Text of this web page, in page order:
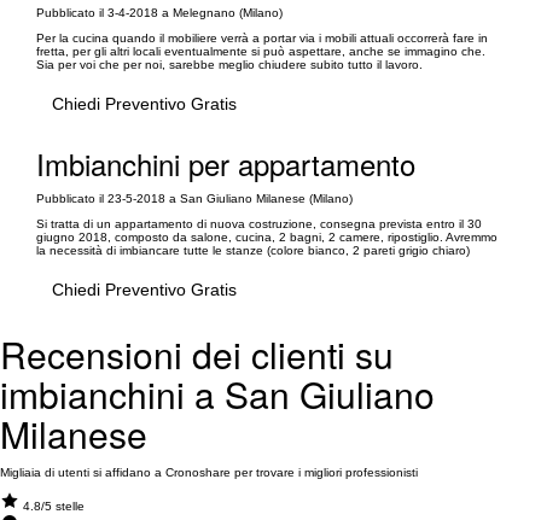
Pubblicato il 3-4-2018 a Melegnano (Milano)
Per la cucina quando il mobiliere verrà a portar via i mobili attuali occorrerà fare in
fretta, per gli altri locali eventualmente si può aspettare, anche se immagino che.
Sia per voi che per noi, sarebbe meglio chiudere subito tutto il lavoro.
Chiedi Preventivo Gratis
Imbianchini per appartamento
Pubblicato il 23-5-2018 a San Giuliano Milanese (Milano)
Si tratta di un appartamento di nuova costruzione, consegna prevista entro il 30
giugno 2018, composto da salone, cucina, 2 bagni, 2 camere, ripostiglio. Avremmo
la necessità di imbiancare tutte le stanze (colore bianco, 2 pareti grigio chiaro)
Chiedi Preventivo Gratis
Recensioni dei clienti su
imbianchini a San Giuliano
Milanese
Migliaia di utenti si affidano a Cronoshare per trovare i migliori professionisti
4.8/5 stelle